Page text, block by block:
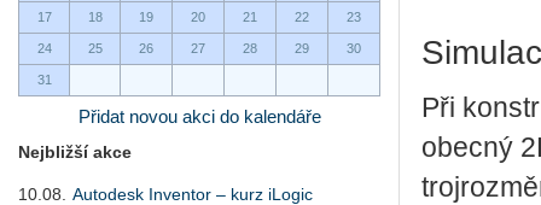
17 18 19 20 21 22 23
24 25 26 27 28 29 30
31
Přidat novou akci do kalendáře
Nejbližší akce
10.08.
Autodesk Inventor – kurz iLogic
Při
obecný